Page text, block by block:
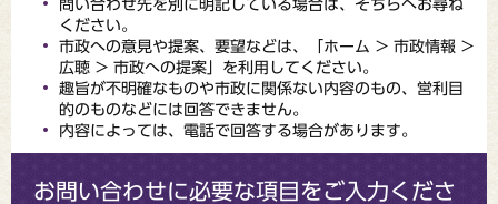
問い合わせ先を別に明記している場合は、そちらへお尋ね
ください。
市政への意見や提案、要望などは、「ホーム > 市政情報 >
広聴 > 市政への提案」を利用してください。
趣旨が不明確なものや市政に関係ない内容のもの、営利目
的のものなどには回答できません。
内容によっては、電話で回答する場合があります。
お問い合わせに必要な項目をご入力くださ